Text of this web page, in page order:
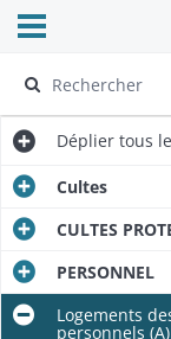
Ouvrir le menu
Déplier tous
Cultes
CULTES
PERSONNEL
Logements
personnels (A)